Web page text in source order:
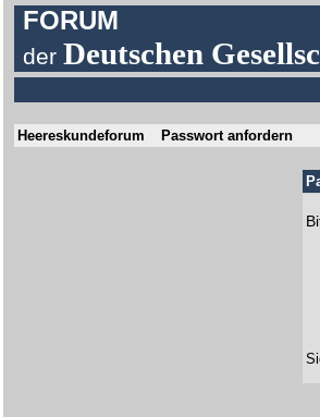
FORUM
derDeutschen
Heereskundeforum Passwort anfordern